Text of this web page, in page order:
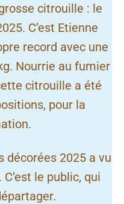
citrouille : le
C’est Etienne
record avec une
Nourrie au fumier
citrouille a été
pour la
décorées 2025 a vu
le public, qui